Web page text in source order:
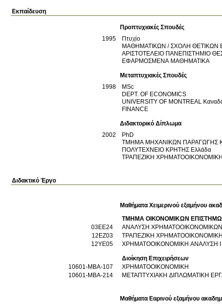
Εκπαίδευση
Προπτυχιακές Σπουδές
1995
Πτυχίο
ΜΑΘΗΜΑΤΙΚΩΝ / ΣΧΟΛΗ ΘΕΤΙΚΩΝ
ΑΡΙΣΤΟΤΕΛΕΙΟ ΠΑΝΕΠΙΣΤΗΜΙΟ
ΕΦΑΡΜΟΣΜΕΝΑ ΜΑΘΗΜΑΤΙΚΑ
Μεταπτυχιακές Σπουδές
1998
MSc
DEPT. OF ECONOMICS
UNIVERSITY OF MONTREAL
FINANCE
Διδακτορικό Δίπλωμα
2002
PhD
ΤΜΗΜΑ ΜΗΧΑΝΙΚΩΝ ΠΑΡΑΓΩΓΗΣ
ΠΟΛΥΤΕΧΝΕΙΟ ΚΡΗΤΗΣ Ελλάδα
ΤΡΑΠΕΖΙΚΗ
Διδακτικό Έργο
Μαθήματα Χειμερινού εξαμήνου
ΤΜΗΜΑ ΟΙΚΟΝΟΜΙΚΩΝ
03ΕΕ24
ΑΝΑΛΥΣΗ
12ΕΖ03
ΤΡΑΠΕΖΙΚΗ
12ΥΕ05
ΧΡΗΜΑΤΟΟΙΚΟΝΟΜΙΚΗ ΑΝΑΛΥΣΗ I
Διοίκηση Επιχειρήσεων
10601-MBA-107
ΧΡΗΜΑΤΟΟΙΚΟΝΟΜΙΚΗ
10601-MBA-214
ΜΕΤΑΠΤΥΧΙΑΚΗ ΔΙΠΛΩΜΑΤΙΚΗ
Μαθήματα Εαρινού εξαμήνου